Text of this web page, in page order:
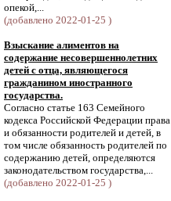
опекой,...
(добавлено 2022-01-25 )
Взыскание алиментов на
содержание несовершеннолетних
детей с отца, являющегося
гражданином иностранного
государства.
Согласно статье 163 Семейного
кодекса Российской Федерации права
и обязанности родителей и детей, в
том числе обязанность родителей по
содержанию детей, определяются
законодательством государства,...
(добавлено 2022-01-25 )